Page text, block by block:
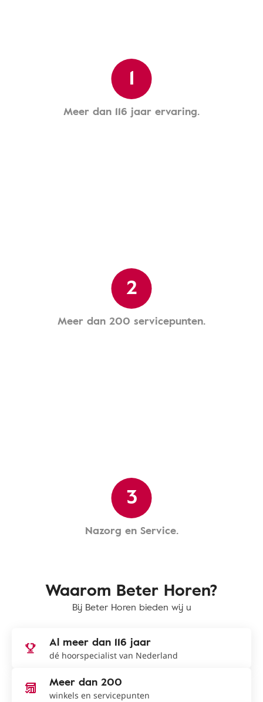
1
Meer dan 116 jaar ervaring.
2
Meer dan 200 servicepunten.
3
Nazorg en Service.
Waarom Beter Horen?
Bij Beter Horen bieden wij u
Al meer dan 116 jaar
dé hoorspecialist van Nederland
Meer dan 200
winkels en servicepunten